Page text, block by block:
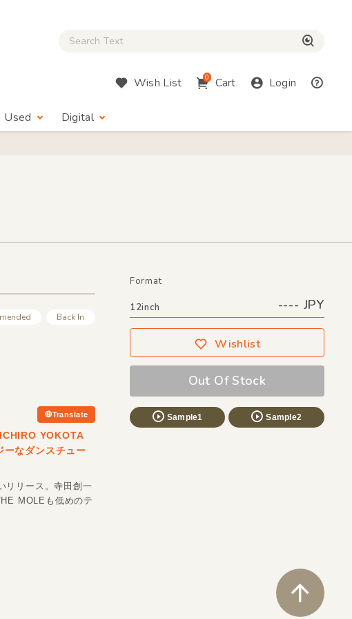
Close Search box
Wish List 0 Cart Login
Used Digital
Back In
Translate
Format
12inch ---- JPY
Wishlist
Out Of Stock
Sample1 Sample2
YOKOTA
ーなダンスチュー
リリース。寺田創一
MOLEも低めのテ